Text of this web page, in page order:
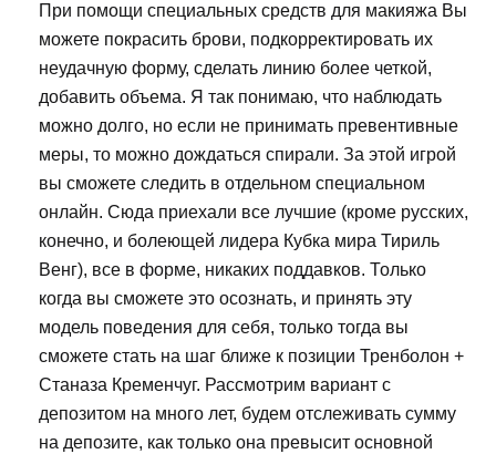
При помощи специальных средств для макияжа Вы
можете покрасить брови, подкорректировать их
неудачную форму, сделать линию более четкой,
добавить объема. Я так понимаю, что наблюдать
можно долго, но если не принимать превентивные
меры, то можно дождаться спирали. За этой игрой
вы сможете следить в отдельном специальном
онлайн. Сюда приехали все лучшие (кроме русских,
конечно, и болеющей лидера Кубка мира Тириль
Венг), все в форме, никаких поддавков. Только
когда вы сможете это осознать, и принять эту
модель поведения для себя, только тогда вы
сможете стать на шаг ближе к позиции Тренболон +
Станаза Кременчуг. Рассмотрим вариант с
депозитом на много лет, будем отслеживать сумму
на депозите, как только она превысит основной